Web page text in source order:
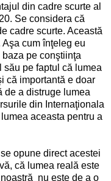
din cadre scurte al
Se considera că
cadre scurte. Această
cum înţeleg eu
pe conştiinţa
său pe faptul că lumea
că importantă e doar
de a distruge lumea
din Internaţionala
aceasta pentru a
opune direct acestei
că lumea reală este
nu este de a o